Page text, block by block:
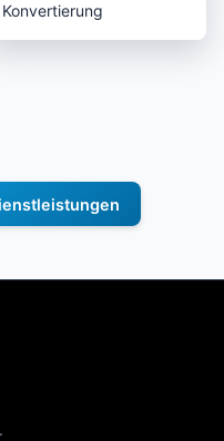
Konvertierung